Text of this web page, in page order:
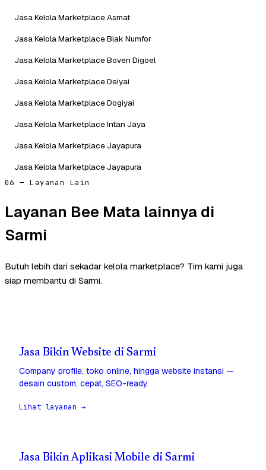
Jasa Kelola Marketplace Asmat
Jasa Kelola Marketplace Biak Numfor
Jasa Kelola Marketplace Boven Digoel
Jasa Kelola Marketplace Deiyai
Jasa Kelola Marketplace Dogiyai
Jasa Kelola Marketplace Intan Jaya
Jasa Kelola Marketplace Jayapura
Jasa Kelola Marketplace Jayapura
06 — Layanan Lain
Layanan Bee Mata lainnya di
Sarmi
Butuh lebih dari sekadar kelola marketplace? Tim kami juga
siap membantu di Sarmi.
Jasa Bikin Website di Sarmi
Company profile, toko online, hingga website instansi —
desain custom, cepat, SEO-ready.
Lihat layanan →
Jasa Bikin Aplikasi Mobile di Sarmi